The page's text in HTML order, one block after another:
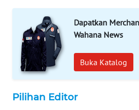
Dapatkan
Wahana News
Buka Katalog
Pilihan Editor
WAHANA
TRAVEL
WAHANA
TV